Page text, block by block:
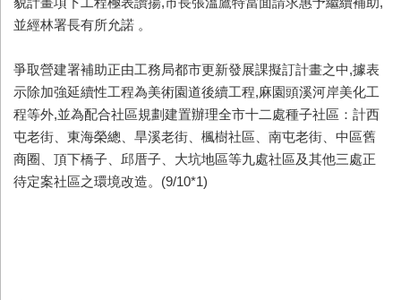
並經林署長有所允諾 。
爭取營建署補助正由工務局都市更新發展課擬訂計畫之中,據表
示除加強延續性工程為美術園道後續工程,麻園頭溪河岸美化工
程等外,並為配合社區規劃建置辦理全市十二處種子社區：計西
屯老街、東海榮總、旱溪老街、楓樹社區、南屯老街、中區舊
商圈、頂下橋子、邱厝子、大坑地區等九處社區及其他三處正
待定案社區之環境改造。(9/10*1)